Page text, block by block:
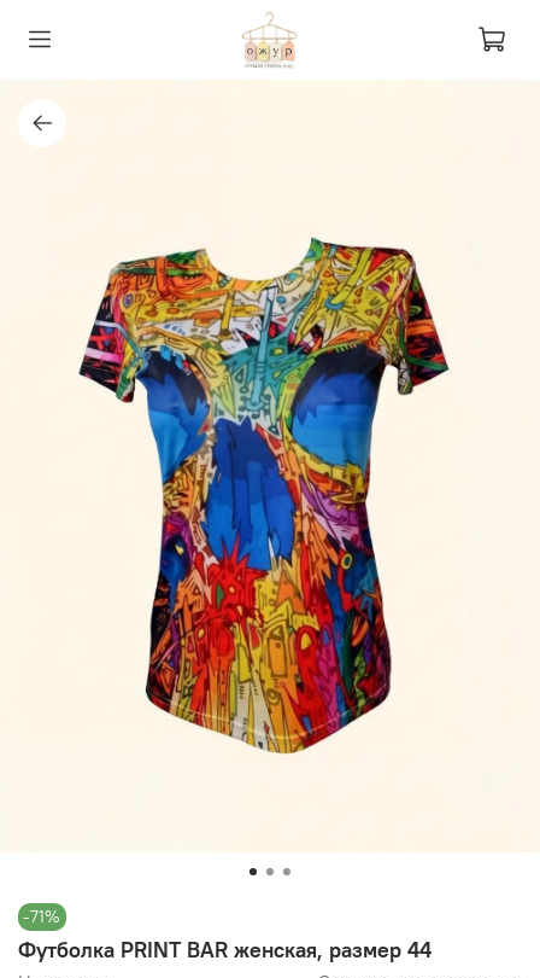
-71%
Футболка PRINT BAR женская, размер 44